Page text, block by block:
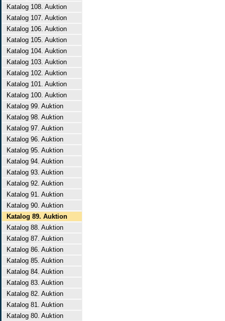
Katalog 108. Auktion
Katalog 107. Auktion
Katalog 106. Auktion
Katalog 105. Auktion
Katalog 104. Auktion
Katalog 103. Auktion
Katalog 102. Auktion
Katalog 101. Auktion
Katalog 100. Auktion
Katalog 99. Auktion
Katalog 98. Auktion
Katalog 97. Auktion
Katalog 96. Auktion
Katalog 95. Auktion
Katalog 94. Auktion
Katalog 93. Auktion
Katalog 92. Auktion
Katalog 91. Auktion
Katalog 90. Auktion
Katalog 89. Auktion
Katalog 88. Auktion
Katalog 87. Auktion
Katalog 86. Auktion
Katalog 85. Auktion
Katalog 84. Auktion
Katalog 83. Auktion
Katalog 82. Auktion
Katalog 81. Auktion
Katalog 80. Auktion